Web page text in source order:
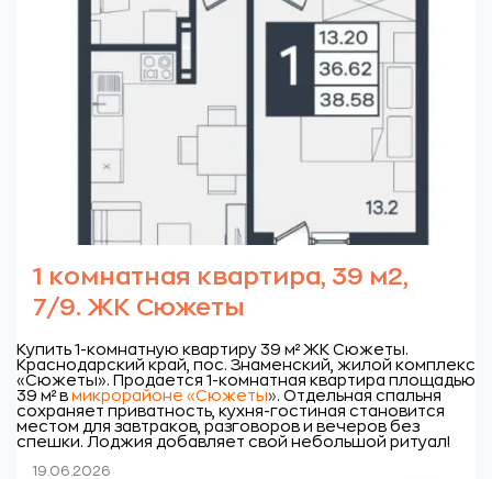
1 комнатная квартира, 39 м2,
7/9. ЖК Сюжеты
Купить 1-комнатную квартиру 39 м² ЖК Сюжеты.
Краснодарский край, пос. Знаменский, жилой комплекс
«Сюжеты». Продается 1-комнатная квартира площадью
39 м² в микрорайоне «Сюжеты». Отдельная спальня
сохраняет приватность, кухня-гостиная становится
местом для завтраков, разговоров и вечеров без
спешки. Лоджия добавляет свой небольшой ритуал!
19.06.2026